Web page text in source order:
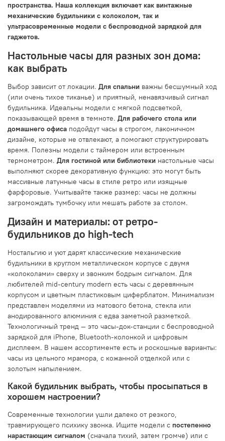
пространства. Наша коллекция включает как винтажные
механические будильники с колоколом, так и
ультрасовременные модели с беспроводной зарядкой для
гаджетов.
Настольные часы для разных зон дома:
как выбрать
Выбор зависит от локации. Для спальни важны бесшумный ход
(или очень тихое тиканье) и приятный, ненавязчивый сигнал
будильника. Идеальны модели с мягкой подсветкой,
показывающей время в темноте. Для рабочего стола или
домашнего офиса подойдут часы в строгом, лаконичном
дизайне, которые не отвлекают, а помогают структурировать
время. Полезны модели с таймером или встроенным
термометром. Для гостиной или библиотеки настольные часы
выполняют скорее декоративную функцию: это могут быть
массивные латунные часы в стиле ретро или изящные
фарфоровые. Учитывайте также размер: часы не должны
загромождать тумбочку или мешать работе за столом.
Дизайн и материалы: от ретро-
будильников до high-tech
Ностальгию и уют дарят классические механические
будильники в круглом металлическом корпусе с двумя
«колоколами» сверху и звонким бодрым сигналом. Для
любителей mid-century modern есть часы с деревянным
корпусом и цветным пластиковым циферблатом. Минимализм
представлен моделями из матового бетона, стекла или
анодированного алюминия с едва заметной разметкой.
Технологичный тренд — это часы-док-станции с беспроводной
зарядкой для iPhone, Bluetooth-колонкой и цифровым
дисплеем. В нашем ассортименте есть и роскошные варианты:
часы из цельного мрамора, с кожанной отделкой или с
золотым напылением.
Какой будильник выбрать, чтобы просыпаться в
хорошем настроении?
Современные технологии ушли далеко от резкого,
травмирующего психику звонка. Ищите модели с постепенно
нарастающим сигналом (сначала тихий, затем громче) или с